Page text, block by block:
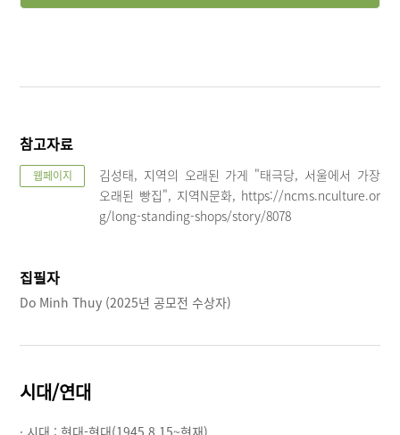
참고자료
웹페이지
김성태, 지역의 오래된 가게 "태극당, 서울에서 가장
오래된 빵집", 지역N문화, https://ncms.nculture.or
g/long-standing-shops/story/8078
집필자
Do Minh Thuy (2025년 공모전 수상자)
시대/연대
· 시대 :현대-현대(1945.8.15~현재)